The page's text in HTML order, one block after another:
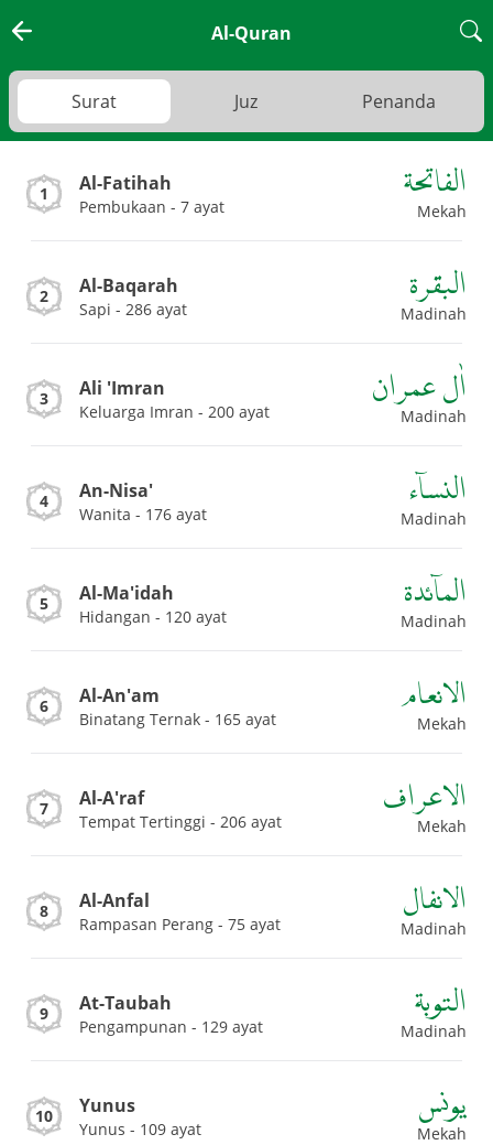
Al-Quran
Surat Juz Penanda
1 Al-Fatihah
Pembukaan - 7 ayat
الفاتحة
Mekah
2 Al-Baqarah
Sapi - 286 ayat
البقرة
Madinah
3 Ali 'Imran
Keluarga Imran - 200 ayat
اٰل عمران
Madinah
4 An-Nisa'
Wanita - 176 ayat
النساۤء
Madinah
5 Al-Ma'idah
Hidangan - 120 ayat
الماۤئدة
Madinah
6 Al-An'am
Binatang Ternak - 165 ayat
الانعام
Mekah
7 Al-A'raf
Tempat Tertinggi - 206 ayat
الاعراف
Mekah
8 Al-Anfal
Rampasan Perang - 75 ayat
الانفال
Madinah
9 At-Taubah
Pengampunan - 129 ayat
التوبة
Madinah
10 Yunus
Yunus - 109 ayat
يونس
Mekah